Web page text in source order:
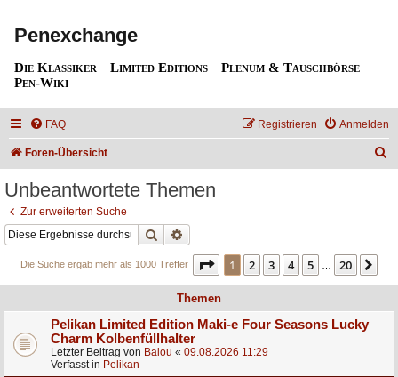
Penexchange
Die Klassiker Limited Editions
Plenum & Tauschbörse
Pen-Wiki
FAQ Anmelden
Registrieren
Foren-Übersicht
Unbeantwortete Themen
Zur erweiterten Suche
Suche
Die Suche ergab mehr als 1000 Treffer Seite 1von 20
1 2 3 4 5 … 20
Themen
Pelikan Limited Edition Maki-e Four Seasons Lucky
Charm Kolbenfüllhalter
Letzter Beitrag von Balou « 09.08.2026 11:29
Verfasst in Pelikan